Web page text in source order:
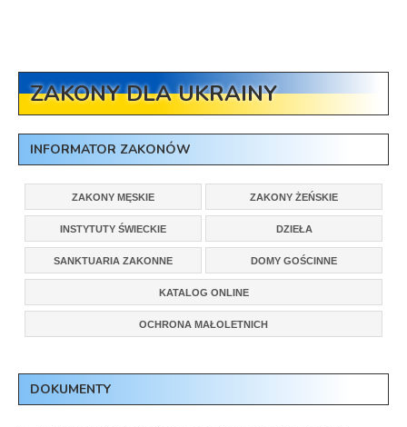
ZAKONY DLA UKRAINY
INFORMATOR ZAKONÓW
ZAKONY MĘSKIE ZAKONY ŻEŃSKIE
INSTYTUTY ŚWIECKIE DZIEŁA
SANKTUARIA ZAKONNE DOMY GOŚCINNE
KATALOG ONLINE
OCHRONA MAŁOLETNICH
DOKUMENTY